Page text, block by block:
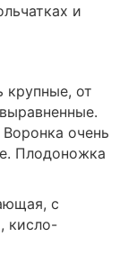
и
от
очень
Плодоножка
с
кисло-